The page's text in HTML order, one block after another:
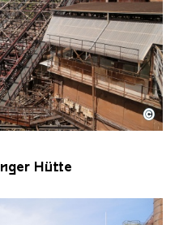
Völklinger Hütte mit
Völklinger Hütte | Karl
©
Hütte